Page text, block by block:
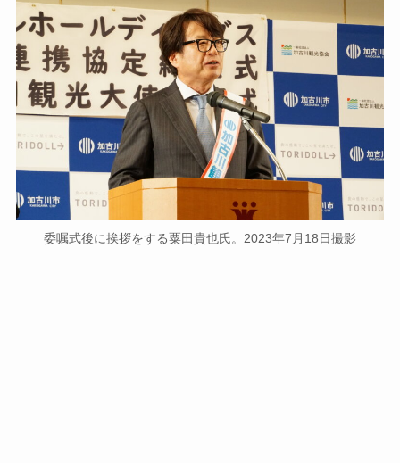
委嘱式後に挨拶をする粟田貴也氏。2023年7月18日撮影